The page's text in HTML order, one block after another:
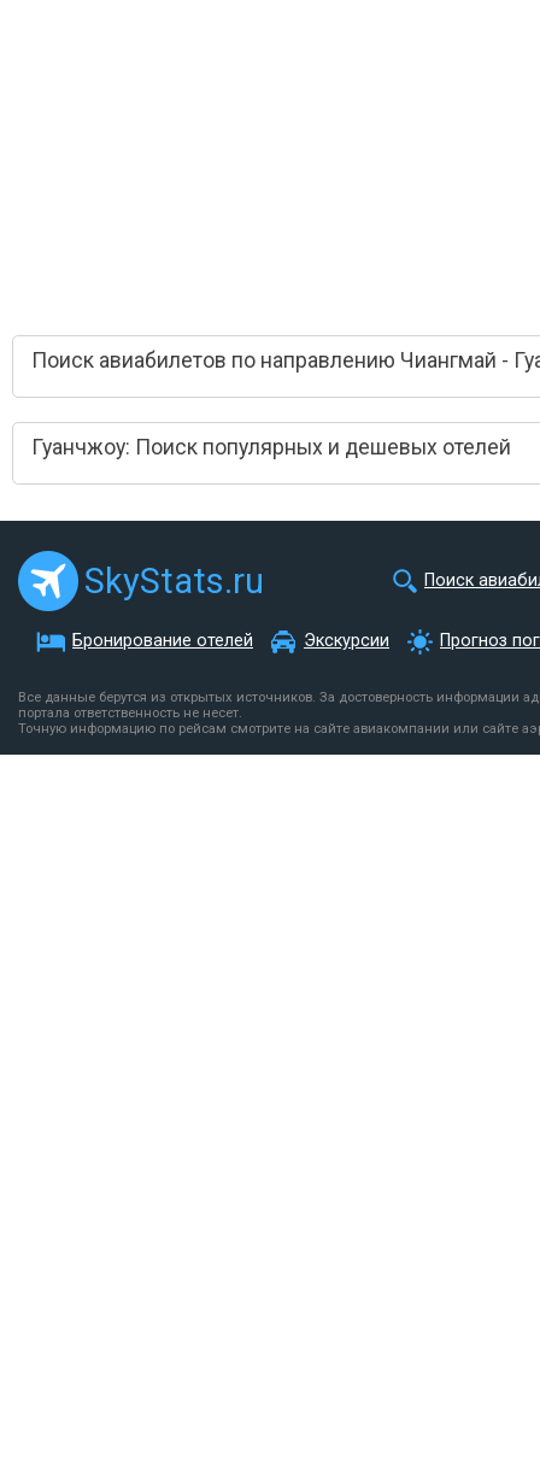
Поиск авиабилетов по направлению Чиангмай -
Гуанчжоу: Поиск популярных и дешевых отелей
SkyStats.ru Поиск
Бронирование отелей Экскурсии Прогноз
Все данные берутся из открытых источников. За достоверность информации
портала ответственность не несет.
Точную информацию по рейсам смотрите на сайте авиакомпании или сайте